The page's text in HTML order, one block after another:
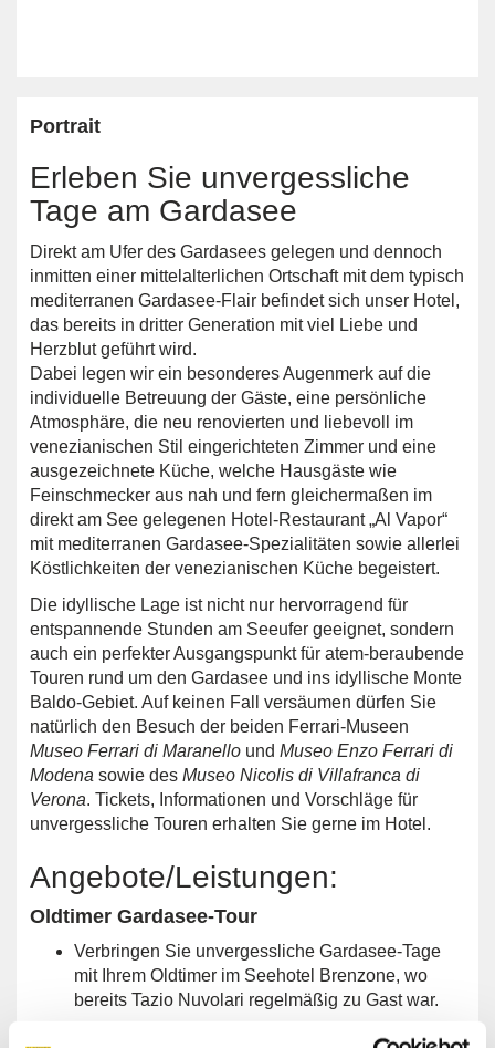
Portrait
Erleben Sie unvergessliche
Tage am Gardasee
Direkt am Ufer des Gardasees gelegen und dennoch
inmitten einer mittelalterlichen Ortschaft mit dem typisch
mediterranen Gardasee-Flair befindet sich unser Hotel,
das bereits in dritter Generation mit viel Liebe und
Herzblut geführt wird.
Dabei legen wir ein besonderes Augenmerk auf die
individuelle Betreuung der Gäste, eine persönliche
Atmosphäre, die neu renovierten und liebevoll im
venezianischen Stil eingerichteten Zimmer und eine
ausgezeichnete Küche, welche Hausgäste wie
Feinschmecker aus nah und fern gleichermaßen im
direkt am See gelegenen Hotel-Restaurant „Al Vapor“
mit mediterranen Gardasee-Spezialitäten sowie allerlei
Köstlichkeiten der venezianischen Küche begeistert.
Die idyllische Lage ist nicht nur hervorragend für
entspannende Stunden am Seeufer geeignet, sondern
auch ein perfekter Ausgangspunkt für atem-beraubende
Touren rund um den Gardasee und ins idyllische Monte
Baldo-Gebiet. Auf keinen Fall versäumen dürfen Sie
natürlich den Besuch der beiden Ferrari-Museen
Museo Ferrari di Maranello und Museo Enzo Ferrari di
Modena sowie des Museo Nicolis di Villafranca di
Verona. Tickets, Informationen und Vorschläge für
unvergessliche Touren erhalten Sie gerne im Hotel.
Angebote/Leistungen:
Oldtimer Gardasee-Tour
Verbringen Sie unvergessliche Gardasee-Tage
mit Ihrem Oldtimer im Seehotel Brenzone, wo
bereits Tazio Nuvolari regelmäßig zu Gast war.
Spezialangebot für Gäste, welche mit ihrem